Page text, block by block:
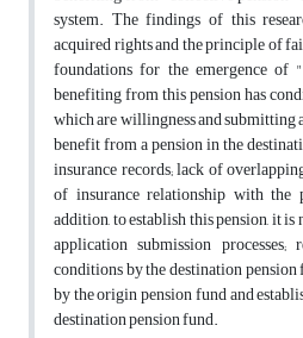
system. The findings of this
acquired rights and the principle of
foundations for the emergence of
benefiting from this pension has
which are willingness and
benefit from a pension in the
insurance records; lack of
of insurance relationship with
addition, to establish this pension, it
application submission
conditions by the destination
by the origin pension fund and
destination pension fund.